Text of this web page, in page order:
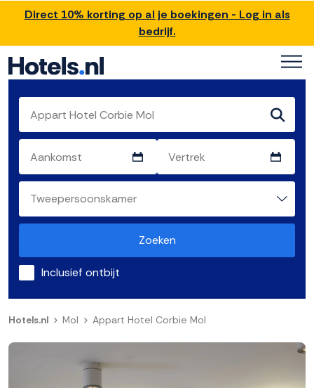
Direct 10% korting op al je boekingen - Log in als
bedrijf.
Zoeken
Inclusief ontbijt
Hotels.nl Mol Appart Hotel Corbie Mol